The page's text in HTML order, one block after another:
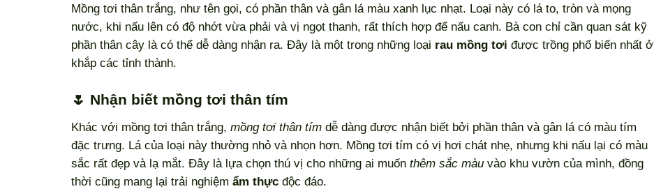
Mồng tơi thân trắng, như tên gọi, có phần thân và gân lá màu xanh lục nhạt. Loại này có lá to, tròn và mọng
nước, khi nấu lên có độ nhớt vừa phải và vị ngọt thanh, rất thích hợp để nấu canh. Bà con chỉ cần quan sát kỹ
phần thân cây là có thể dễ dàng nhận ra. Đây là một trong những loại rau mồng tơi được trồng phổ biến nhất ở
khắp các tỉnh thành.
🌷 Nhận biết mồng tơi thân tím
Khác với mồng tơi thân trắng, mồng tơi thân tím dễ dàng được nhận biết bởi phần thân và gân lá có màu tím
đặc trưng. Lá của loại này thường nhỏ và nhọn hơn. Mồng tơi tím có vị hơi chát nhẹ, nhưng khi nấu lại có màu
sắc rất đẹp và lạ mắt. Đây là lựa chọn thú vị cho những ai muốn thêm sắc màu vào khu vườn của mình, đồng
thời cũng mang lại trải nghiệm ẩm thực độc đáo.